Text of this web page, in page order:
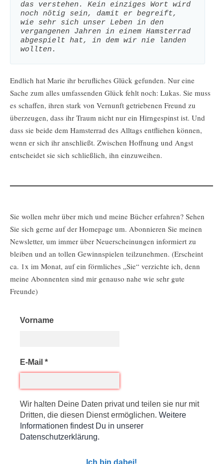
das verstehen. Kein einziges Wort wird
noch nötig sein, damit er begreift,
wie sehr sich unser Leben in den
vergangenen Jahren in einem Hamsterrad
abgespielt hat, in dem wir nie landen
wollten.
Endlich hat Marie ihr berufliches Glück gefunden. Nur eine
Sache zum alles umfassenden Glück fehlt noch: Lukas. Sie muss
es schaffen, ihren stark von Vernunft getriebenen Freund zu
überzeugen, dass ihr Traum nicht nur ein Hirngespinst ist. Und
dass sie beide dem Hamsterrad des Alltags entfliehen können,
wenn er sich ihr anschließt. Zwischen Hoffnung und Angst
entscheidet sie sich schließlich, ihn einzuweihen.
Sie wollen mehr über mich und meine Bücher erfahren? Sehen
Sie sich gerne auf der Homepage um. Abonnieren Sie meinen
Newsletter, um immer über Neuerscheinungen informiert zu
bleiben und an tollen Gewinnspielen teilzunehmen. (Erscheint
ca. 1x im Monat, auf ein förmliches „Sie“ verzichte ich, denn
meine Abonnenten sind mir genauso nahe wie sehr gute
Freunde)
Vorname
E-Mail *
Wir halten Deine Daten privat und teilen sie nur mit
Dritten, die diesen Dienst ermöglichen. Weitere
Informationen findest Du in unserer
Datenschutzerklärung.